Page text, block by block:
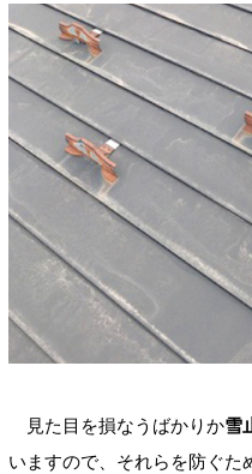
見た目を損なうばかりか雪
いますので、それらを防ぐた